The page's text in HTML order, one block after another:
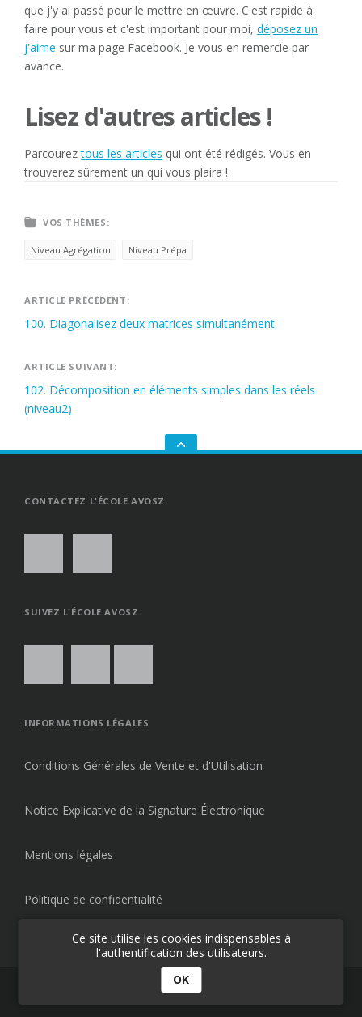
que j'y ai passé pour le mettre en œuvre. C'est rapide à
faire pour vous et c'est important pour moi, déposez un
j'aime sur ma page Facebook. Je vous en remercie par
avance.
Lisez d'autres articles !
Parcoureztous les articles qui ont été rédigés. Vous en
trouverez sûrement un qui vous plaira !
VOS THÈMES:
Niveau Agrégation Niveau Prépa
Navigation
de
l’article
ARTICLE PRÉCÉDENT:
100. Diagonalisez deux matrices simultanément
ARTICLE SUIVANT:
102. Décomposition en éléments simples dans les réels
(niveau2)
GO
CONTACTEZ L'ÉCOLE AVOSZ
SUIVEZ L'ÉCOLE AVOSZ
INFORMATIONS LÉGALES
Conditions Générales de Vente et d'Utilisation
Notice Explicative de la Signature Électronique
Mentions légales
Politique de confidentialité
École AVOSZ- Apprenez à vos aises.
Ce site utilise les cookies indispensables à
l'authentification des utilisateurs.
OK